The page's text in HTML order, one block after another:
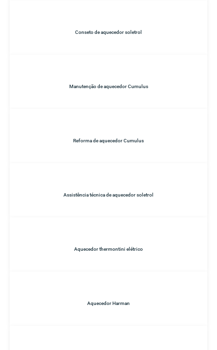
Conseto de aquecedor soletrol
Manutenção de aquecedor Cumulus
Reforma de aquecedor Cumulus
Assistência técnica de aquecedor soletrol
Aquecedor thermontini elétrico
Aquecedor Harman